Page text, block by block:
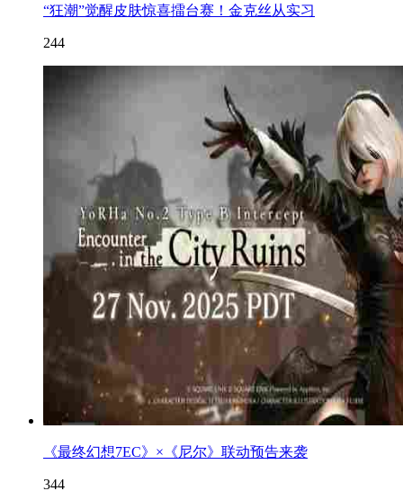
“狂潮”觉醒皮肤惊喜擂台赛！金克丝从实习
244
《最终幻想7EC》×《尼尔》联动预告来袭
344